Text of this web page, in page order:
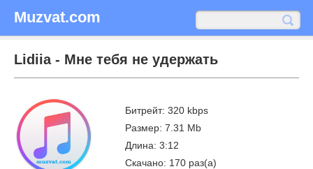
Muzvat.com
Lidiia - Мне тебя не удержать
Битрейт: 320 kbps
Размер: 7.31 Mb
Длина: 3:12
Скачано: 170 раз(а)